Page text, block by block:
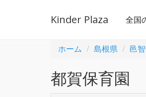
Kinder Plaza 全国
ホーム 島根県 邑
都賀保育園